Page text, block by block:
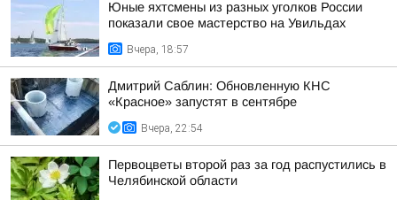
Юные яхтсмены из разных уголков России
показали свое мастерство на Увильдах
Вчера, 18:57
Дмитрий Саблин: Обновленную КНС
«Красное» запустят в сентябре
Вчера, 22:54
Первоцветы второй раз за год распустились в
Челябинской области